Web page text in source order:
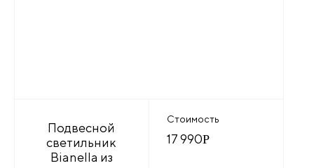
Подвесной
светильник
Bianella из
Стоимость
17 990Р